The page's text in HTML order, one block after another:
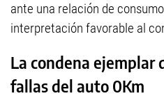
ante una relación de
interpretación favorable al
La condena ejemplar
fallas del auto 0Km